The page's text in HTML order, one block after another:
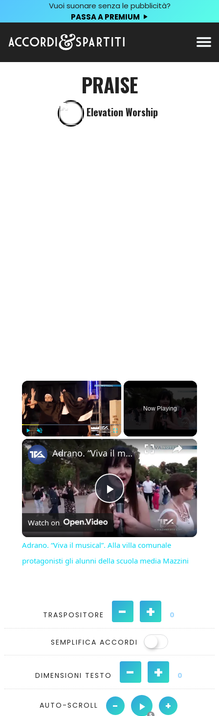
Vuoi suonare senza le pubblicità?
PASSA A PREMIUM
PRAISE
Elevation Worship
×
Play Unmute Fullscreen
Now Playing
×
Play
Video
Adrano. “Viva il musical”. Alla villa comunale protagonisti gli alunni della scuola media Mazzini
Watch on
Adrano. “Viva il musical”. Alla villa comunale
protagonisti gli alunni della scuola media Mazzini
TRASPOSITORE - + 0
SEMPLIFICA ACCORDI
DIMENSIONI TESTO - + 0
AUTO-SCROLL - +